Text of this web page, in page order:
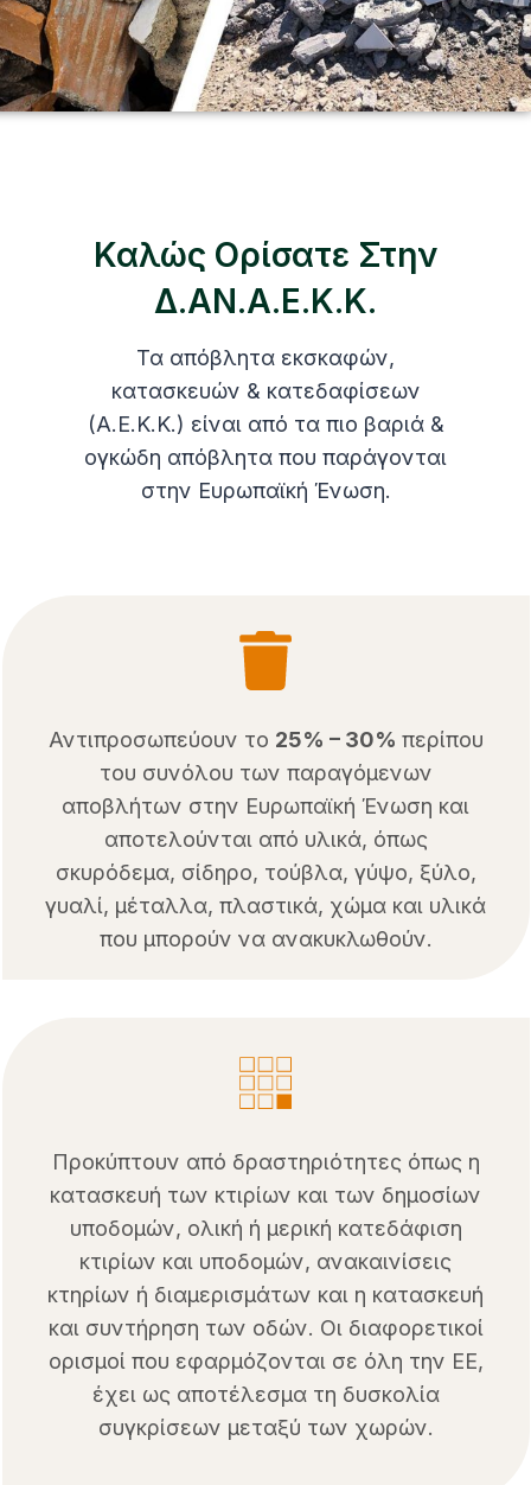
Καλώς Ορίσατε Στην
Δ.ΑΝ.Α.Ε.Κ.κ.
Τα απόβλητα εκσκαφών,
κατασκευών & κατεδαφίσεων
(Α.Ε.Κ.Κ.) είναι από τα πιο βαριά &
ογκώδη απόβλητα που παράγονται
στην Ευρωπαϊκή Ένωση.
Αντιπροσωπεύουν το 25% – 30% περίπου
του συνόλου των παραγόμενων
αποβλήτων στην Ευρωπαϊκή Ένωση και
αποτελούνται από υλικά, όπως
σκυρόδεμα, σίδηρο, τούβλα, γύψο, ξύλο,
γυαλί, μέταλλα, πλαστικά, χώμα και υλικά
που μπορούν να ανακυκλωθούν.
Προκύπτουν από δραστηριότητες όπως η
κατασκευή των κτιρίων και των δημοσίων
υποδομών, ολική ή μερική κατεδάφιση
κτιρίων και υποδομών, ανακαινίσεις
κτηρίων ή διαμερισμάτων και η κατασκευή
και συντήρηση των οδών. Οι διαφορετικοί
ορισμοί που εφαρμόζονται σε όλη την ΕΕ,
έχει ως αποτέλεσμα τη δυσκολία
συγκρίσεων μεταξύ των χωρών.